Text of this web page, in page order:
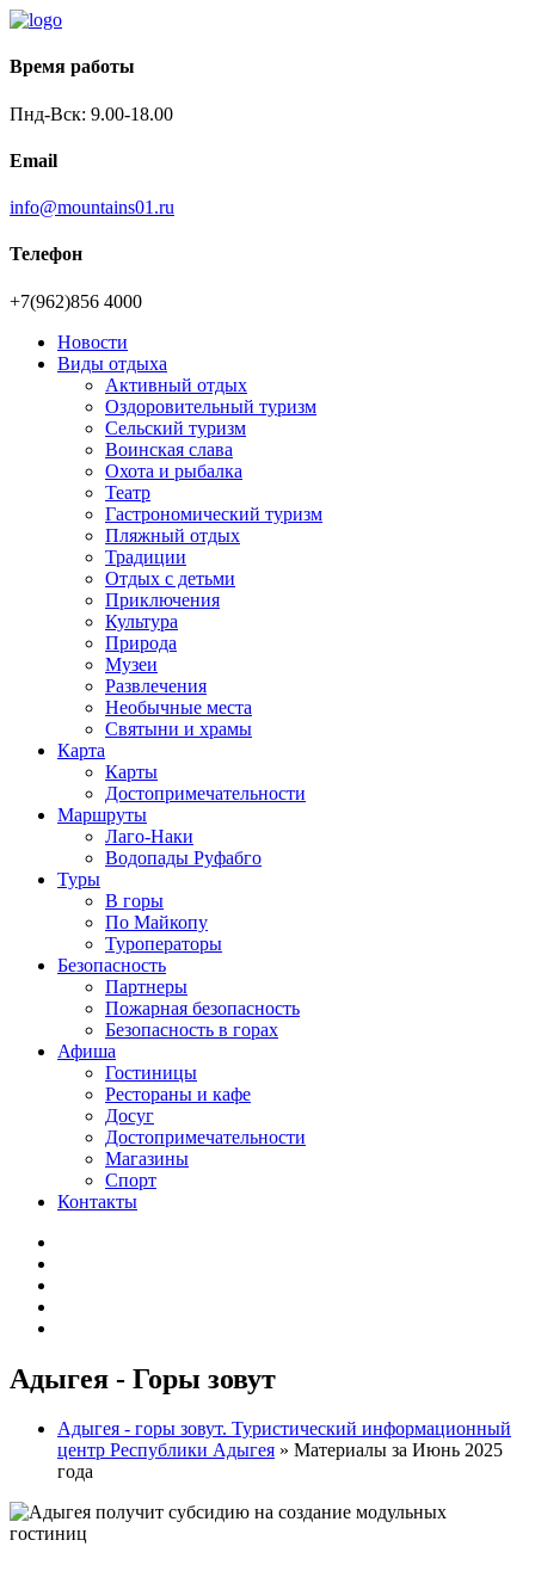
Время работы
Пнд-Вск: 9.00-18.00
Email
info@mountains01.ru
Телефон
+7(962)856 4000
Новости
Виды отдыха
Активный отдых
Оздоровительный туризм
Сельский туризм
Воинская слава
Охота и рыбалка
Театр
Гастрономический туризм
Пляжный отдых
Традиции
Отдых с детьми
Приключения
Культура
Природа
Музеи
Развлечения
Необычные места
Святыни и храмы
Карта
Карты
Достопримечательности
Маршруты
Лаго-Наки
Водопады Руфабго
Туры
В горы
По Майкопу
Туроператоры
Безопасность
Партнеры
Пожарная безопасность
Безопасность в горах
Афиша
Гостиницы
Рестораны и кафе
Досуг
Достопримечательности
Магазины
Спорт
Контакты
Адыгея - Горы зовут
Адыгея - горы зовут. Туристический информационный
центр Республики Адыгея » Материалы за Июнь 2025
года